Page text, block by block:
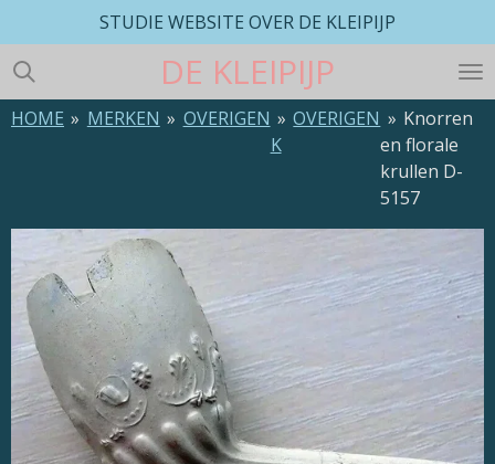
direct
naar
de
hoofdinhoud
DE KLEIPIJP
STUDIE WEBSITE OVER DE KLEIPIJP
HOME » MERKEN » OVERIGEN » OVERIGEN
K
» Knorren
en florale
krullen D-
5157